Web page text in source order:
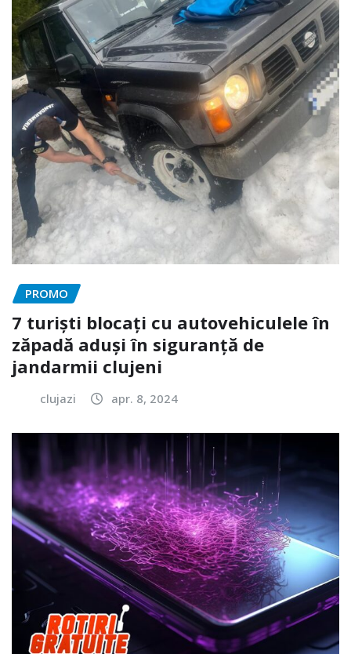
PROMO
7 turiști blocați cu autovehiculele în
zăpadă aduși în siguranță de
jandarmii clujeni
clujazi apr. 8, 2024